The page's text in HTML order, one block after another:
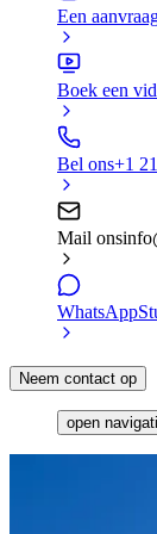
Een
Boek een
Bel ons+1
Mail ons
WhatsApp
Neem contact op
open